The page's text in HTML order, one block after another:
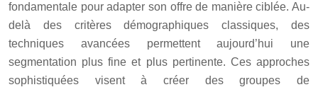
fondamentale pour adapter son offre de manière ciblée. Au-
delà des critères démographiques classiques, des
techniques avancées permettent aujourd’hui une
segmentation plus fine et plus pertinente. Ces approches
sophistiquées visent à créer des groupes de